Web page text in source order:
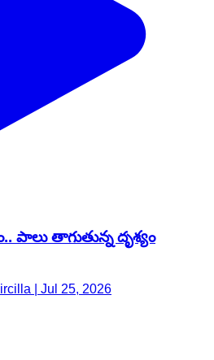
పాలు తాగుతున్న దృశ్యం
| Jul 25, 2026